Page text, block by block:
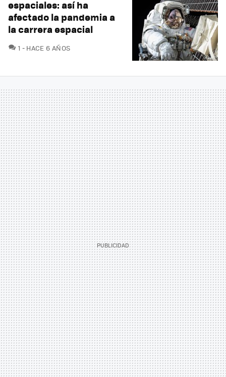
espaciales: así ha
afectado la pandemia a
la carrera espacial
1 COMENTARIOS
HACE 6 AÑOS